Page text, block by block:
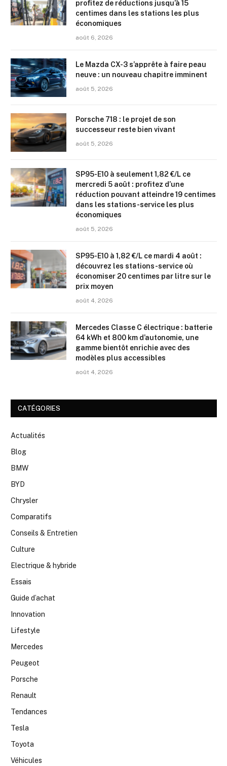
profitez de réductions jusqu’à 15
centimes dans les stations les plus
économiques
août 6, 2026
Le Mazda CX-3 s’apprête à faire peau
neuve : un nouveau chapitre imminent
août 5, 2026
Porsche 718 : le projet de son
successeur reste bien vivant
août 5, 2026
SP95-E10 à seulement 1,82 €/L ce
mercredi 5 août : profitez d’une
réduction pouvant atteindre 19 centimes
dans les stations-service les plus
économiques
août 5, 2026
SP95-E10 à 1,82 €/L ce mardi 4 août :
découvrez les stations-service où
économiser 20 centimes par litre sur le
prix moyen
août 4, 2026
Mercedes Classe C électrique : batterie
64 kWh et 800 km d’autonomie, une
gamme bientôt enrichie avec des
modèles plus accessibles
août 4, 2026
CATÉGORIES
Actualités
Blog
BMW
BYD
Chrysler
Comparatifs
Conseils & Entretien
Culture
Electrique & hybride
Essais
Guide d’achat
Innovation
Lifestyle
Mercedes
Peugeot
Porsche
Renault
Tendances
Tesla
Toyota
Véhicules